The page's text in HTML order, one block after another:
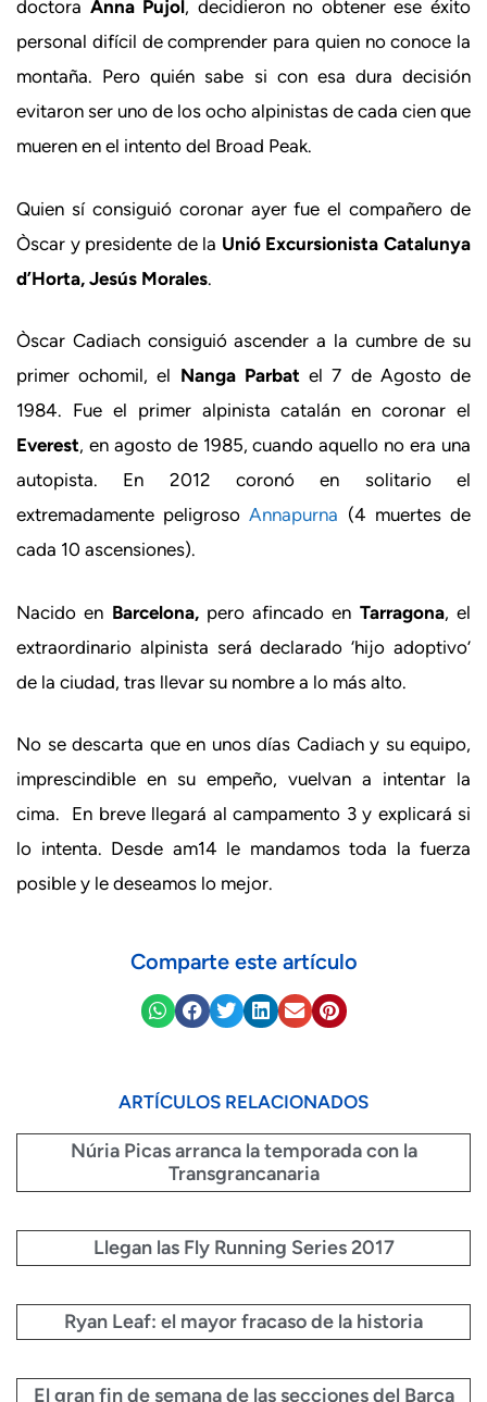
doctora Anna Pujol, decidieron no obtener ese éxito
personal difícil de comprender para quien no conoce la
montaña. Pero quién sabe si con esa dura decisión
evitaron ser uno de los ocho alpinistas de cada cien que
mueren en el intento del Broad Peak.
Quien sí consiguió coronar ayer fue el compañero de
Òscar y presidente de la Unió Excursionista Catalunya
d’Horta, Jesús Morales.
Òscar Cadiach consiguió ascender a la cumbre de su
primer ochomil, el Nanga Parbatel 7 de Agosto de
1984. Fue el primer alpinista catalán en coronar el
Everest, en agosto de 1985, cuando aquello no era una
autopista. En 2012 coronó en solitario el
extremadamente peligrosoAnnapurna (4 muertes de
cada 10 ascensiones).
Nacido en Barcelona, pero afincado en Tarragona, el
extraordinario alpinista será declarado ‘hijo adoptivo’
de la ciudad, tras llevar su nombre a lo más alto.
No se descarta que en unos días Cadiach y su equipo,
imprescindible en su empeño, vuelvan a intentar la
cima. En breve llegará al campamento 3 y explicará si
lo intenta. Desde am14 le mandamos toda la fuerza
posible y le deseamos lo mejor.
Comparte este artículo
ARTÍCULOS RELACIONADOS
Núria Picas arranca la temporada con la
Transgrancanaria
Llegan las Fly Running Series 2017
Ryan Leaf: el mayor fracaso de la historia
El gran fin de semana de las secciones del Barça